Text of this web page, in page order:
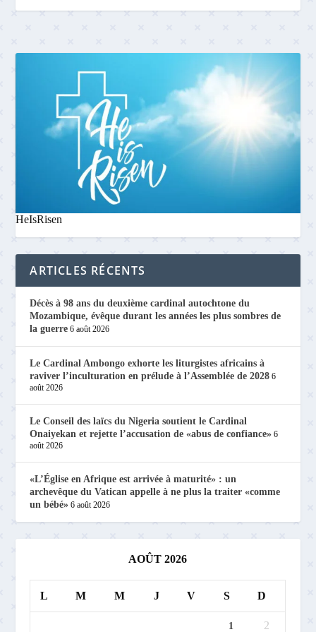
HeIsRisen
ARTICLES RÉCENTS
Décès à 98 ans du deuxième cardinal autochtone du
Mozambique, évêque durant les années les plus sombres de
la guerre 6 août 2026
Le Cardinal Ambongo exhorte les liturgistes africains à
raviver l’inculturation en prélude à l’Assemblée de 2028 6
août 2026
Le Conseil des laïcs du Nigeria soutient le Cardinal
Onaiyekan et rejette l’accusation de «abus de confiance» 6
août 2026
«L’Église en Afrique est arrivée à maturité» : un
archevêque du Vatican appelle à ne plus la traiter «comme
un bébé» 6 août 2026
AOÛT 2026
L M M J V S D
1 2